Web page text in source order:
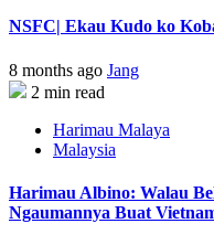
NSFC| Ekau Kudo ko
8 months ago Jang
2 min read
Harimau Malaya
Malaysia
Harimau Albino: Walau
Ngaumannya Buat